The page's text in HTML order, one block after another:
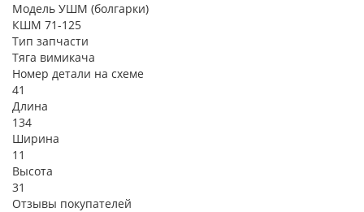
Модель УШМ (болгарки)
КШМ 71-125
Тип запчасти
Тяга вимикача
Номер детали на схеме
41
Длина
134
Ширина
11
Высота
31
Отзывы покупателей